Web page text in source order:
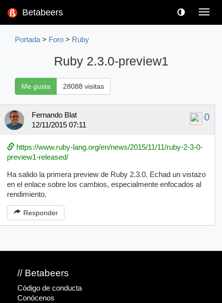
Betabeers
Portada > Foro > Ruby
Ruby 2.3.0-preview1
Me gusta 28088 visitas
0
Fernando Blat
12/11/2015 07:11
https://www.ruby-lang.org/en/news/2015/11/11/ruby-2-3-0-
preview1-released/
Ha salido la primera preview de Ruby 2.3.0. Echad un vistazo
en el enlace sobre los cambios, especialmente enfocados al
rendimiento.
Responder
// Betabeers
Código de conducta
Conócenos